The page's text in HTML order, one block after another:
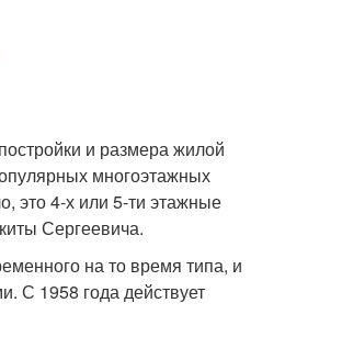
и размера жилой
многоэтажных
это 4-х или 5-ти этажные
Сергеевича.
на то время типа, и
С 1958 года действует